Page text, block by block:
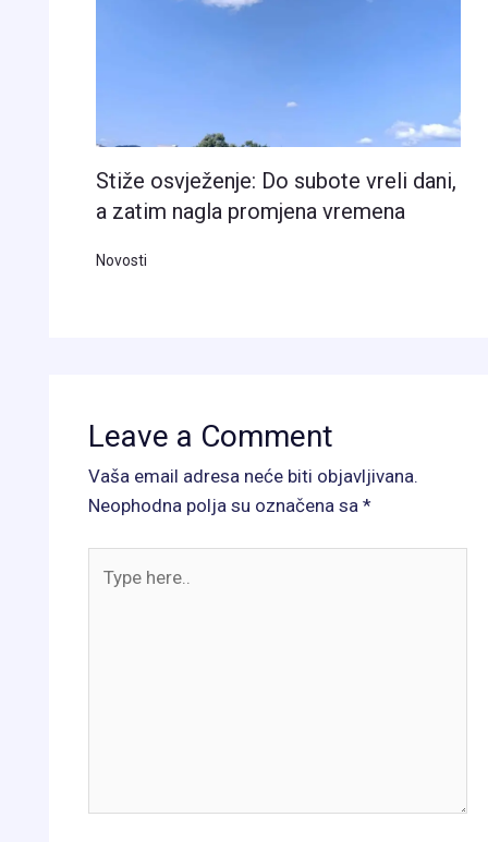
Stiže osvježenje: Do subote vreli dani,
a zatim nagla promjena vremena
Novosti
Leave a Comment
Vaša email adresa neće biti objavljivana.
Neophodna polja su označena sa*
here..